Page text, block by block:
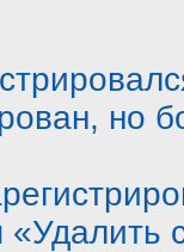
но
«Удалить